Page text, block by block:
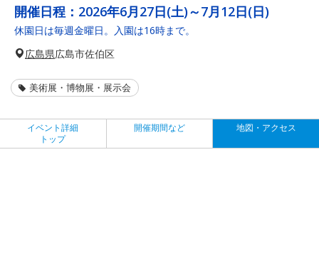
開催日程： 2026年6月27日(土)～7月12日(日)
休園日は毎週金曜日。入園は16時まで。
広島県広島市佐伯区
美術展・博物展・展示会
イベント詳細
トップ
開催期間など 地図・アクセス